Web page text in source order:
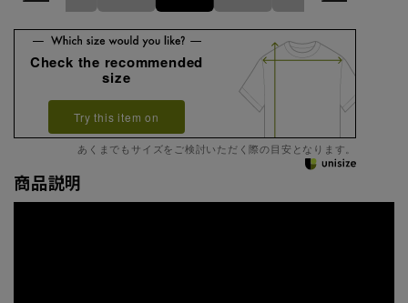
Check the recommended
size
Try this item on
あくまでもサイズをご検討いただく際の目安となります。
商品説明